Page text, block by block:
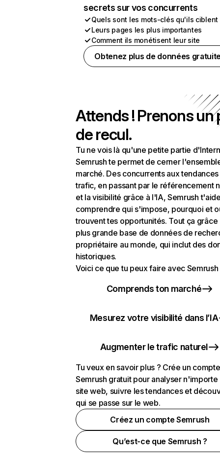
secrets sur vos concurrents
Quels sont les mots-clés qu'ils ciblent
Leurs pages les plus importantes
Comment ils monétisent leur site
Obtenez plus de données
Attends ! Prenons un
de recul.
Tu ne vois là qu'une petite partie
Semrush te permet de cerner
marché. Des concurrents aux
trafic, en passant par le référencement
et la visibilité grâce à l'IA, Semrush
comprendre qui s'impose, pourquoi et
trouvent tes opportunités. Tout ça grâce
plus grande base de données de
propriétaire au monde, qui inclut des
historiques.
Voici ce que tu peux faire avec Semrush
Comprends ton marché
Mesurez votre visibilité dans l’IA
Augmenter le trafic naturel
Tu veux en savoir plus ? Crée un compte
Semrush gratuit pour analyser n'importe
site web, suivre les tendances et
qui se passe sur le web.
Créez un compte Semrush
Qu’est-ce que Semrush ?